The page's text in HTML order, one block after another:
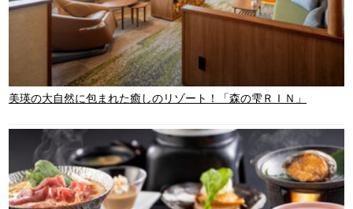
美瑛の大自然に包まれた癒しのリゾート！「森の雫ＲＩＮ」